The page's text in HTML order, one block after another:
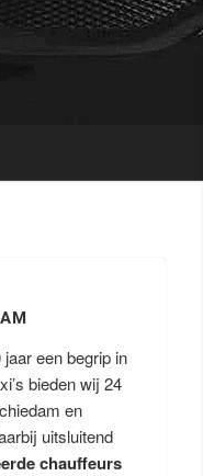
een begrip in
bieden wij 24
en
uitsluitend
chauffeurs